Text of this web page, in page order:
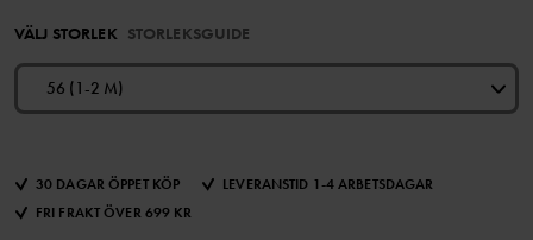
VÄLJ STORLEK STORLEKSGUIDE
56 (1-2 M)
30 DAGAR ÖPPET KÖP
LEVERANSTID 1-4 ARBETSDAGAR
FRI FRAKT ÖVER 699 KR